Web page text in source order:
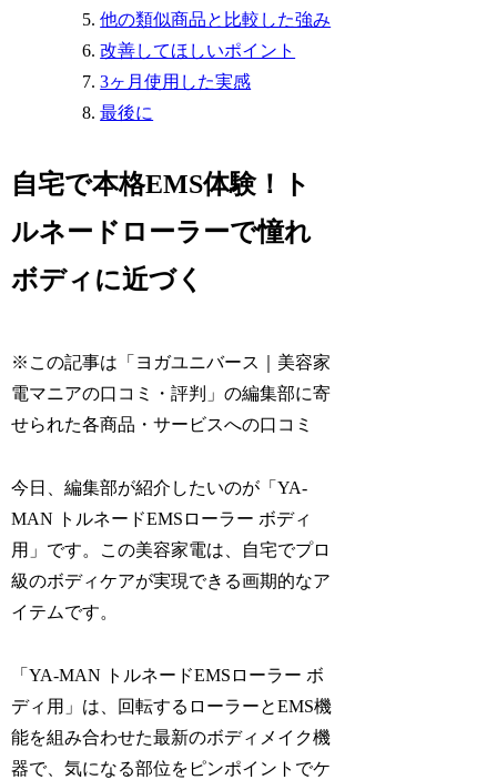
他の類似商品と比較した強み
改善してほしいポイント
3ヶ月使用した実感
最後に
自宅で本格EMS体験！ト
ルネードローラーで憧れ
ボディに近づく
※この記事は「ヨガユニバース｜美容家
電マニアの口コミ・評判」の編集部に寄
せられた各商品・サービスへの口コミ
今日、編集部が紹介したいのが「YA-
MAN トルネードEMSローラー ボディ
用」です。この美容家電は、自宅でプロ
級のボディケアが実現できる画期的なア
イテムです。
「YA-MAN トルネードEMSローラー ボ
ディ用」は、回転するローラーとEMS機
能を組み合わせた最新のボディメイク機
器で、気になる部位をピンポイントでケ